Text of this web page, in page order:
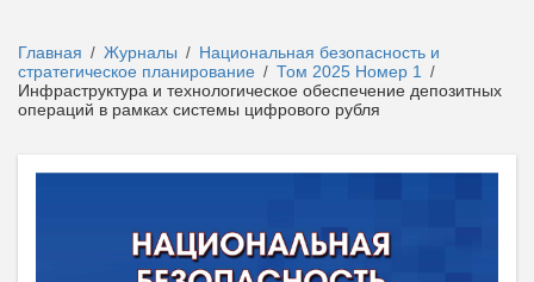
Главная / Журналы / Национальная безопасность и
стратегическое планирование / Том 2025 Номер 1 /
Инфраструктура и технологическое обеспечение депозитных
операций в рамках системы цифрового рубля